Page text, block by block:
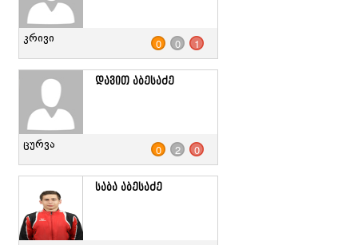
კრივი 0 0 1
დავით აბესაძე
ცურვა 0 2 0
საბა აბესაძე